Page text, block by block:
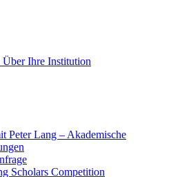
Über Ihre Institution
Peter Lang – Akademische
Scholars Competition